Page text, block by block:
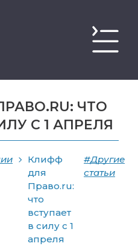
ЧТО
С 1 АПРЕЛЯ
Клифф
для
Право.ru:
что
вступает
в силу с 1
апреля
#Другие
статьи